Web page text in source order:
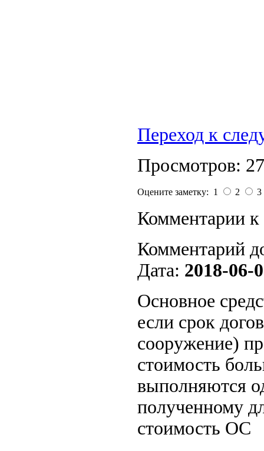
Переход к
Просмотров:
Оцените заметку: 1 2 3
Комментарии к
Комментарий
Дата: 2018-06-
Основное
если срок
сооружение)
стоимость
выполняются
полученному
стоимость ОС